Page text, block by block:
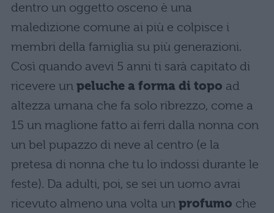
dentro un oggetto osceno è una
maledizione comune ai più e colpisce i
membri della famiglia su più generazioni.
Così quando avevi 5 anni ti sarà capitato di
ricevere un peluche a forma di topo ad
altezza umana che fa solo ribrezzo, come a
15 un maglione fatto ai ferri dalla nonna con
un bel pupazzo di neve al centro (e la
pretesa di nonna che tu lo indossi durante le
feste). Da adulti, poi, se sei un uomo avrai
ricevuto almeno una volta un profumo che